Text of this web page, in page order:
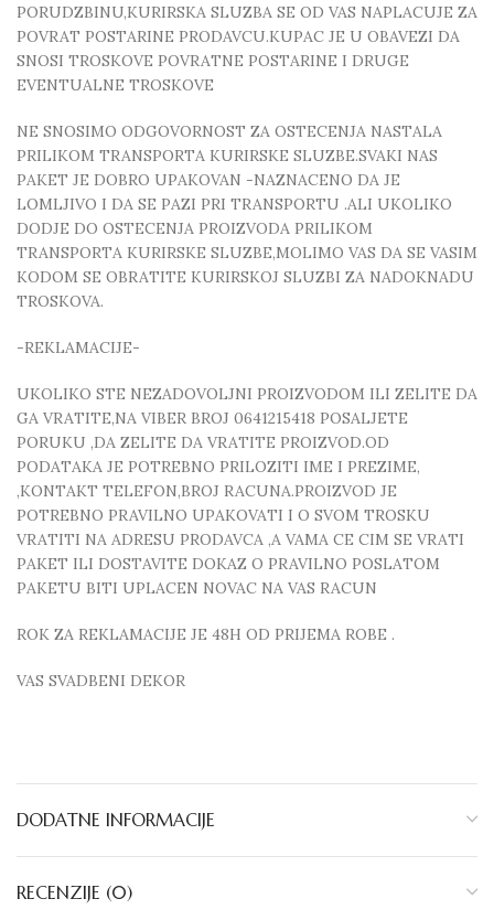
PORUDZBINU,KURIRSKA SLUZBA SE OD VAS NAPLACUJE ZA
POVRAT POSTARINE PRODAVCU.KUPAC JE U OBAVEZI DA
SNOSI TROSKOVE POVRATNE POSTARINE I DRUGE
EVENTUALNE TROSKOVE
NE SNOSIMO ODGOVORNOST ZA OSTECENJA NASTALA
PRILIKOM TRANSPORTA KURIRSKE SLUZBE.SVAKI NAS
PAKET JE DOBRO UPAKOVAN -NAZNACENO DA JE
LOMLJIVO I DA SE PAZI PRI TRANSPORTU .ALI UKOLIKO
DODJE DO OSTECENJA PROIZVODA PRILIKOM
TRANSPORTA KURIRSKE SLUZBE,MOLIMO VAS DA SE VASIM
KODOM SE OBRATITE KURIRSKOJ SLUZBI ZA NADOKNADU
TROSKOVA.
-REKLAMACIJE-
UKOLIKO STE NEZADOVOLJNI PROIZVODOM ILI ZELITE DA
GA VRATITE,NA VIBER BROJ 0641215418 POSALJETE
PORUKU ,DA ZELITE DA VRATITE PROIZVOD.OD
PODATAKA JE POTREBNO PRILOZITI IME I PREZIME,
,KONTAKT TELEFON,BROJ RACUNA.PROIZVOD JE
POTREBNO PRAVILNO UPAKOVATI I O SVOM TROSKU
VRATITI NA ADRESU PRODAVCA ,A VAMA CE CIM SE VRATI
PAKET ILI DOSTAVITE DOKAZ O PRAVILNO POSLATOM
PAKETU BITI UPLACEN NOVAC NA VAS RACUN
ROK ZA REKLAMACIJE JE 48H OD PRIJEMA ROBE .
VAS SVADBENI DEKOR
DODATNE INFORMACIJE
RECENZIJE (0)